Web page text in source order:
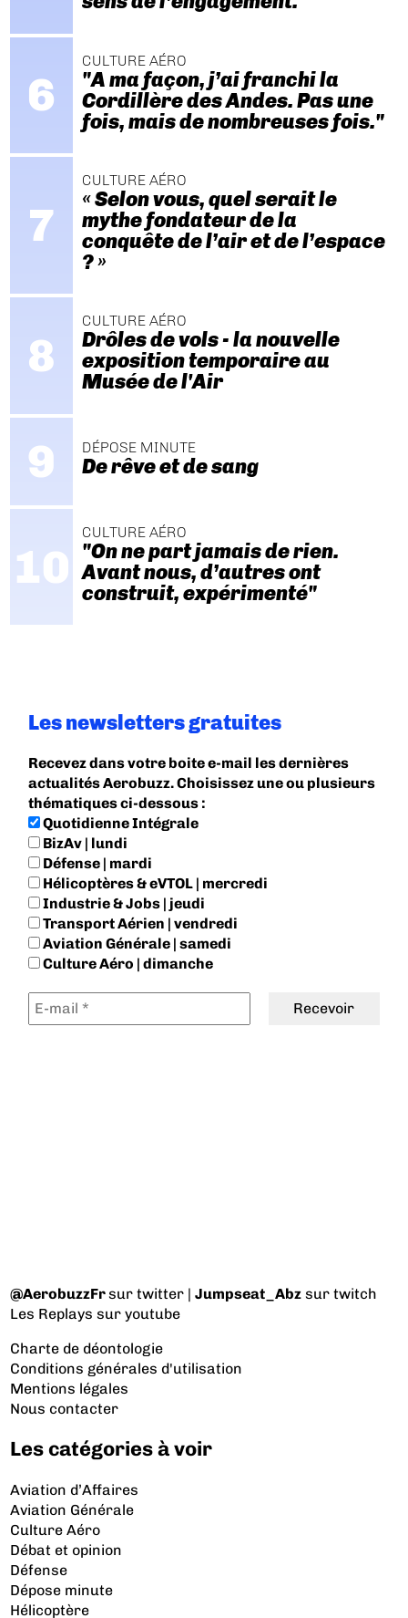
CULTURE AÉRO
"A ma façon, j’ai franchi la
Cordillère des Andes. Pas une
fois, mais de nombreuses fois."
CULTURE AÉRO
« Selon vous, quel serait le
mythe fondateur de la
conquête de l’air et de l’espace
? »
CULTURE AÉRO
Drôles de vols - la nouvelle
exposition temporaire au
Musée de l'Air
DÉPOSE MINUTE
De rêve et de sang
CULTURE AÉRO
"On ne part jamais de rien.
Avant nous, d’autres ont
construit, expérimenté"
Les newsletters gratuites
Recevez dans votre boite e-mail les dernières
actualités Aerobuzz. Choisissez une ou plusieurs
thématiques ci-dessous :
Quotidienne Intégrale
BizAv | lundi
Défense | mardi
Hélicoptères & eVTOL | mercredi
Industrie & Jobs | jeudi
Transport Aérien | vendredi
Aviation Générale | samedi
Culture Aéro | dimanche
@AerobuzzFrsur twitter |Jumpseat_Abz sur twitch
Les Replays sur youtube
Charte de déontologie
Conditions générales d'utilisation
Mentions légales
Nous contacter
Les catégories à voir
Aviation d’Affaires
Aviation Générale
Culture Aéro
Débat et opinion
Défense
Dépose minute
Hélicoptère